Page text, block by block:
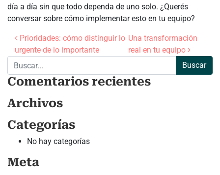
día a día sin que todo dependa de uno solo. ¿Querés
conversar sobre cómo implementar esto en tu equipo?
Navegación de entradas
Prioridades: cómo distinguir lo
urgente de lo importante
Una transformación
real en tu equipo
Buscar:
Comentarios recientes
Archivos
Categorías
No hay categorías
Meta